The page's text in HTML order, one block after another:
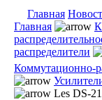
Главная
Главная
распределители
Коммутационно-
Les DS-